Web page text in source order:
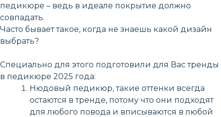
педикюре – ведь в идеале покрытие должно
совпадать.
Часто бывает такое, когда не знаешь какой дизайн
выбрать?
Специально для этого подготовили для Вас тренды
в педикюре 2025 года:
Нюдовый педикюр, такие оттенки всегда
остаются в тренде, потому что они подходят
для любого повода и вписываются в любой